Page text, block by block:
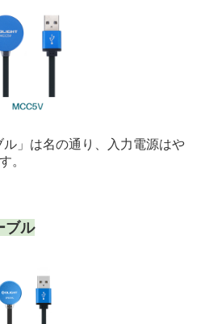
ル」は名の通り、入力電源はや
。
ブル